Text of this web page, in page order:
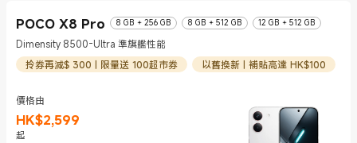
POCO X8 Pro 8 GB + 256 GB 8 GB + 512 GB 12 GB + 512 GB
Dimensity 8500-Ultra 準旗艦性能
拎券再減$ 300 | 限量送 100超市券
以舊換新 | 補貼高達 HK$100
價格由
HK$2,599
現價 HK$2599
起
市場價格 HK$2,899